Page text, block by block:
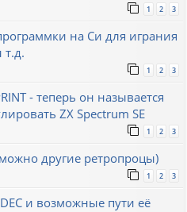
1 2 3
на Си для играния
т.д.
1 2 3
- теперь он называется
ZX Spectrum SE
1 2 3
другие ретропроцы)
1 2 3
и возможные пути её